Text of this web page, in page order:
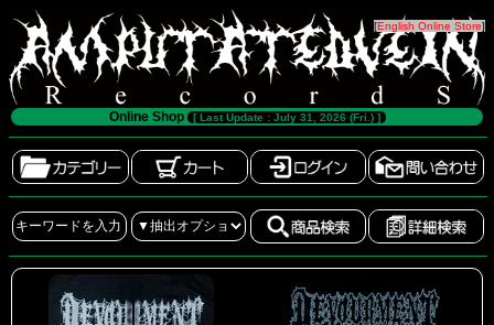
[English Online Store]
Online Shop [ Last Update : July 31, 2026 (Fri.) ]